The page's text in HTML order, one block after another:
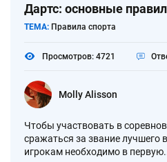
Дартс: основные
ТЕМА: Правила спорта
Просмотров: 4721
Molly Alisson
Чтобы участвовать в
сражаться за звание лучшего
игрокам необходимо в